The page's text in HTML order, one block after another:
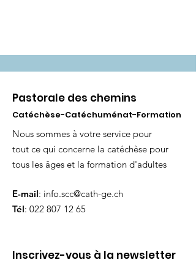
Pastorale des chemins
Catéchèse-Catéchuménat-Formation
Nous sommes à votre service pour
tout ce qui concerne la catéchèse pour
tous les âges et la formation d'adultes
E-mail: info.scc@cath-ge.ch
Tél: 022 807 12 65
Inscrivez-vous à la newsletter